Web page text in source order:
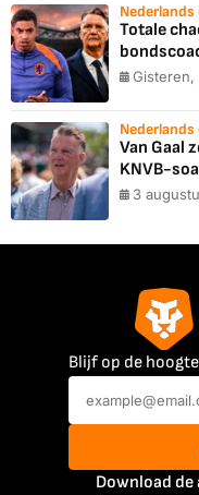
Totale
Gisteren,
Van Gaal
KNVB-
3
Blijf op de
Download de